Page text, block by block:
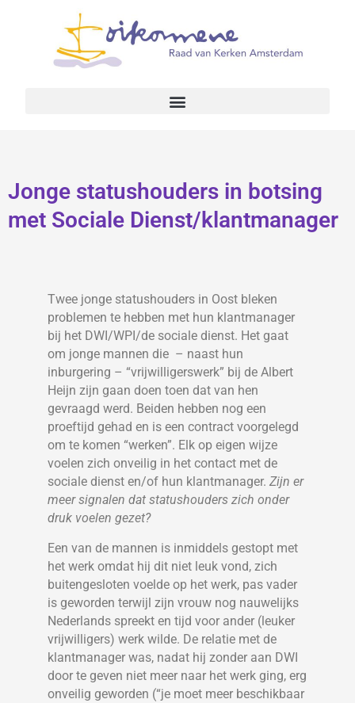
Jonge statushouders in botsing
met Sociale Dienst/klantmanager
Twee jonge statushouders in Oost bleken
problemen te hebben met hun klantmanager
bij het DWI/WPI/de sociale dienst. Het gaat
om jonge mannen die – naast hun
inburgering – “vrijwilligerswerk” bij de Albert
Heijn zijn gaan doen toen dat van hen
gevraagd werd. Beiden hebben nog een
proeftijd gehad en is een contract voorgelegd
om te komen “werken”. Elk op eigen wijze
voelen zich onveilig in het contact met de
sociale dienst en/of hun klantmanager. Zijn er
meer signalen dat statushouders zich onder
druk voelen gezet?
Een van de mannen is inmiddels gestopt met
het werk omdat hij dit niet leuk vond, zich
buitengesloten voelde op het werk, pas vader
is geworden terwijl zijn vrouw nog nauwelijks
Nederlands spreekt en tijd voor ander (leuker
vrijwilligers) werk wilde. De relatie met de
klantmanager was, nadat hij zonder aan DWI
door te geven niet meer naar het werk ging, erg
onveilig geworden (“je moet meer beschikbaar